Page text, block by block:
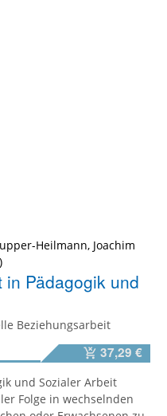
Heilmann, Joachim
Pädagogik und
Beziehungsarbeit
37,29 €
und Sozialer Arbeit
Folge in wechselnden